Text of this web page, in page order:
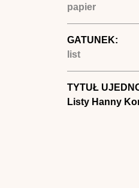
papier
GATUNEK:
list
TYTUŁ
Listy Hanny